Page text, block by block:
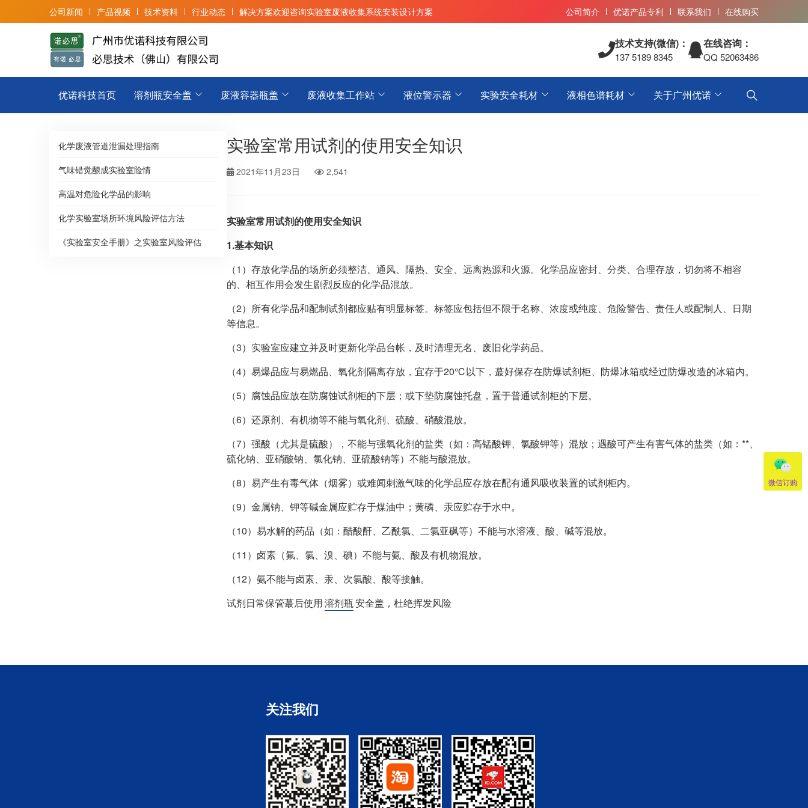
公司新闻 产品视频 技术资料 行业动态 解决方案欢迎咨询实验室废液收集系统安装设计方案 公司简介 优诺产品专利 联系我们 在线购买
技术支持(微信)：
137 5189 8345
在线咨询：
QQ 52063486
优诺科技首页 溶剂瓶安全盖 废液容器瓶盖 废液收集工作站 液位警示器 实验安全耗材 液相色谱耗材 关于广州优诺
化学废液管道泄漏处理指南
气味错觉酿成实验室险情
高温对危险化学品的影响
化学实验室场所环境风险评估方法
《实验室安全手册》之实验室风险评估
实验室常用试剂的使用安全知识
2021年11月23日 2,541
实验室常用试剂的使用安全知识
1.基本知识
（1）存放化学品的场所必须整洁、通风、隔热、安全、远离热源和火源。化学品应密封、分类、合理存放，切勿将不相容
的、相互作用会发生剧烈反应的化学品混放。
（2）所有化学品和配制试剂都应贴有明显标签。标签应包括但不限于名称、浓度或纯度、危险警告、责任人或配制人、日期
等信息。
（3）实验室应建立并及时更新化学品台帐，及时清理无名、废旧化学药品。
（4）易爆品应与易燃品、氧化剂隔离存放，宜存于20℃以下，蕞好保存在防爆试剂柜、防爆冰箱或经过防爆改造的冰箱内。
（5）腐蚀品应放在防腐蚀试剂柜的下层；或下垫防腐蚀托盘，置于普通试剂柜的下层。
（6）还原剂、有机物等不能与氧化剂、硫酸、硝酸混放。
（7）强酸（尤其是硫酸），不能与强氧化剂的盐类（如：高锰酸钾、氯酸钾等）混放；遇酸可产生有害气体的盐类（如：**、
硫化钠、亚硝酸钠、氯化钠、亚硫酸钠等）不能与酸混放。
（8）易产生有毒气体（烟雾）或难闻刺激气味的化学品应存放在配有通风吸收装置的试剂柜内。
（9）金属钠、钾等碱金属应贮存于煤油中；黄磷、汞应贮存于水中。
（10）易水解的药品（如：醋酸酐、乙酰氯、二氯亚砜等）不能与水溶液、酸、碱等混放。
（11）卤素（氟、氯、溴、碘）不能与氨、酸及有机物混放。
（12）氨不能与卤素、汞、次氯酸、酸等接触。
试剂日常保管蕞后使用溶剂瓶安全盖，杜绝挥发风险
关注我们
微信订购